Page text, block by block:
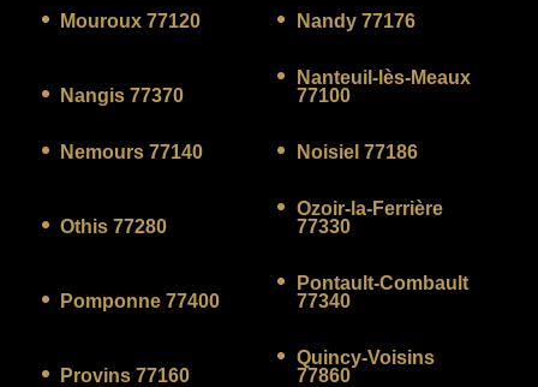
Mouroux 77120 Nandy 77176
Nangis 77370
Nanteuil-lès-Meaux
77100
Nemours 77140 Noisiel 77186
Othis 77280
Ozoir-la-Ferrière
77330
Pomponne 77400
Pontault-Combault
77340
Provins 77160
Quincy-Voisins
77860